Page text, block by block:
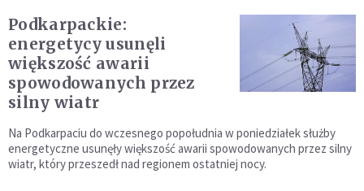
Podkarpackie:
energetycy usunęli
większość awarii
spowodowanych przez
silny wiatr
Na Podkarpaciu do wczesnego popołudnia w poniedziałek służby
energetyczne usunęły większość awarii spowodowanych przez silny
wiatr, który przeszedł nad regionem ostatniej nocy.